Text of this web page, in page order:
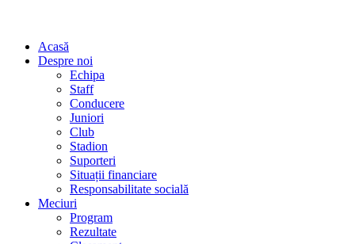
Acasă
Despre noi
Echipa
Staff
Conducere
Juniori
Club
Stadion
Suporteri
Situații financiare
Responsabilitate socială
Meciuri
Program
Rezultate